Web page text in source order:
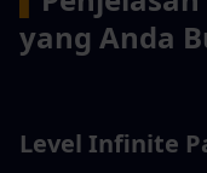
yang Anda
Level Infinite